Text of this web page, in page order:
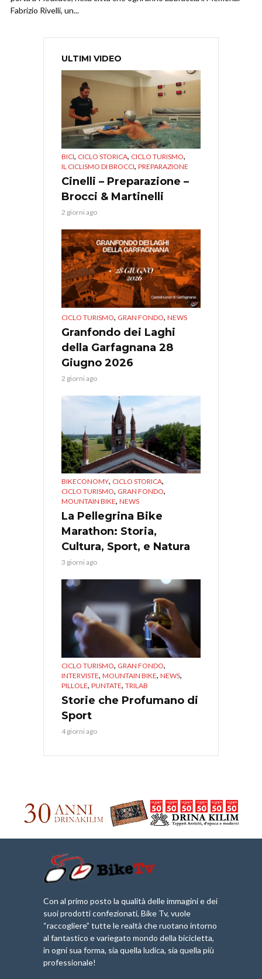
Fabrizio Rivelli, un...
ULTIMI VIDEO
BICI, CICLO STORICA, CICLO TURISMO,
IL CICLISMO DI BROCCI, PREPARAZIONE
Cinelli – Preparazione –
Brocci & Martinelli
2 giorni ago
CICLO TURISMO, GRAN FONDO, NEWS
Granfondo dei Laghi
della Garfagnana 28
Giugno 2026
2 giorni ago
BIKECONOMY, CICLO STORICA,
CICLO TURISMO, GRAN FONDO,
MOUNTAIN BIKE, NEWS
La Pellegrina Bike
Marathon: Storia,
Cultura, Sport, e Natura
3 giorni ago
CICLO TURISMO, GRAN FONDO,
INTERVISTE, MOUNTAIN BIKE, NEWS,
PILLOLE, PUNTATE, TRILAB
Storie che Profumano di
Sport
4 giorni ago
Con al primo posto la qualità delle immagini e dei
suoi prodotti confezionati, Bike Tv, vuole
“raccogliere” tutte le realtà che ruotano intorno
al fantastico e variegato mondo della bicicletta,
in ogni sua forma, sia quella ludica, sia quella più
professionale!